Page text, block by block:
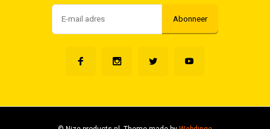
Abonneer